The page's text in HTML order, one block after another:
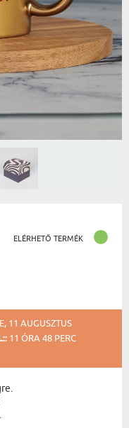
ELÉRHETŐ TERMÉK
11 AUGUSZTUS
11 ÓRA 48 PERC